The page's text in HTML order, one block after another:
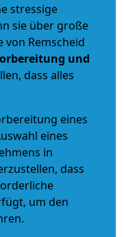
stressige
sie über große
Remscheid
und
dass alles
eines
eines
in
dass
um den